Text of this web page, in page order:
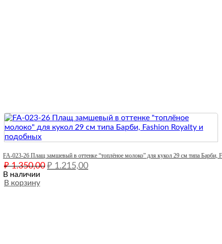
FA-023-26 Плащ замшевый в оттенке “топлёное молоко” для кукол 29 см типа Барби,
₽1.350,00 Первоначальная
₽ 1.215,00Текущая
В наличии
В корзину